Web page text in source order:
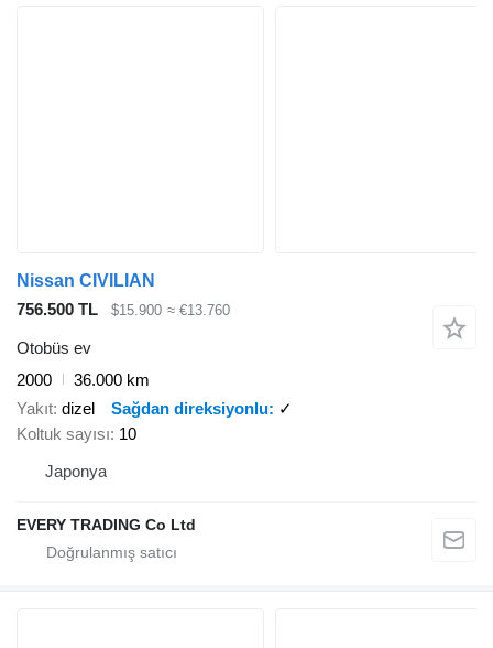
Nissan CIVILIAN
756.500 TL
$15.900 ≈ €13.760
Otobüs ev
2000
36.000 km
Yakıt dizel Sağdan direksiyonlu
✓
Koltuk sayısı 10
Japonya
EVERY TRADING Co Ltd